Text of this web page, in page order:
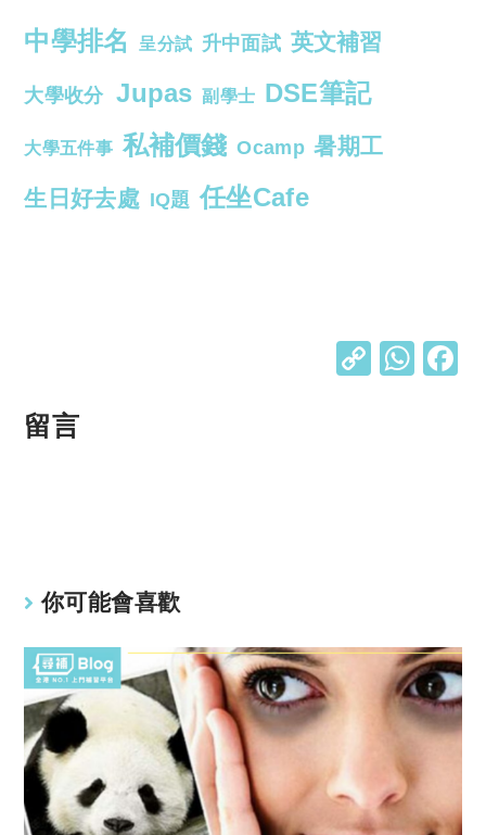
中學排名 呈分試 升中面試 英文補習
大學收分 Jupas 副學士 DSE筆記
大學五件事 私補價錢 Ocamp 暑期工
生日好去處 IQ題 任坐Cafe
C W
留言
你可能會喜歡